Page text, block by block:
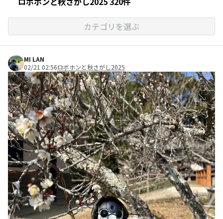
カテゴリを選ぶ
MI LAN
02/21 02:56ロボホンと秋さがし2025